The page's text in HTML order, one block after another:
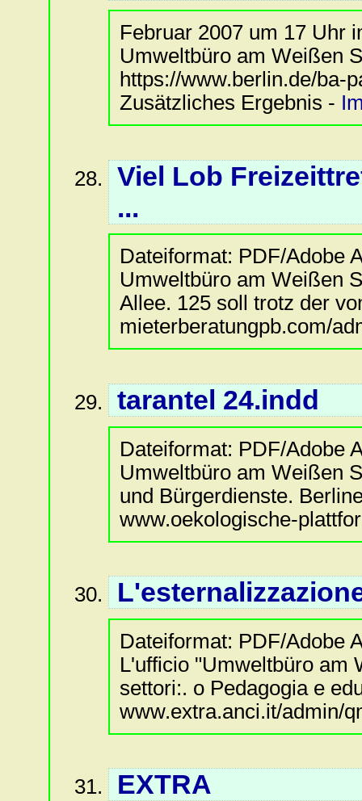
Februar 2007 um 17 Uhr
Umweltbüro am Weißen
https://www.berlin.de/ba-
Zusätzliches Ergebnis -
Viel Lob
...
Dateiformat: PDF/Adobe
Umweltbüro am Weißen
Allee. 125 soll trotz der
mieterberatungpb.com/
tarantel 24.indd
Dateiformat: PDF/Adobe
Umweltbüro am Weißen
und Bürgerdienste.
www.oekologische-
Dateiformat: PDF/Adobe
L'ufficio "Umweltbüro am
settori:. o Pedagogia e
www.extra.anci.it/admin/
EXTRA